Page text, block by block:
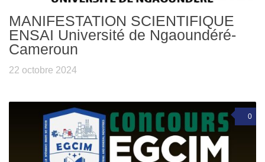
MANIFESTATION SCIENTIFIQUE
ENSAI Université de Ngaoundéré-
Cameroun
22 octobre 2024
0